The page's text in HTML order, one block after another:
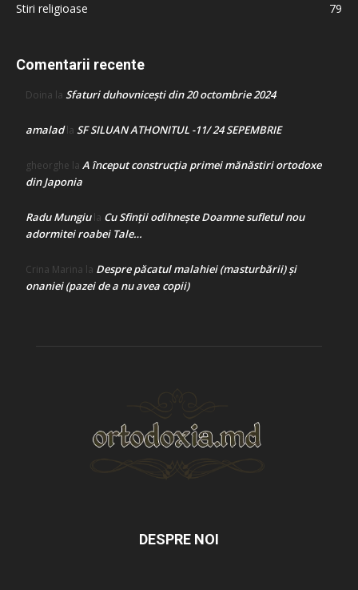
Stiri religioase
79
Comentarii recente
Doina la Sfaturi duhovnicești din 20 octombrie 2024
amaladla SF SILUAN ATHONITUL -11/ 24 SEPEMBRIE
gheorghe la A început construcţia primei mănăstiri ortodoxe
din Japonia
Radu Mungiula Cu Sfinții odihnește Doamne sufletul nou
adormitei roabei Tale…
Crina Marina la Despre păcatul malahiei (masturbării) şi
onaniei (pazei de a nu avea copii)
DESPRE NOI